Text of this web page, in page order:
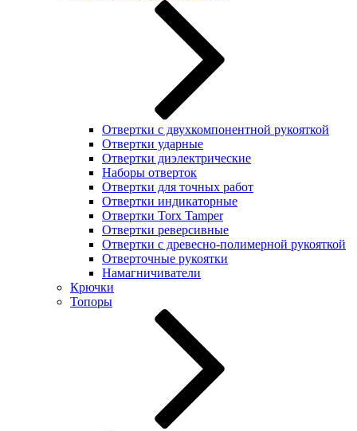
Отвертки с двухкомпонентной рукояткой
Отвертки ударные
Отвертки диэлектрические
Наборы отверток
Отвертки для точных работ
Отвертки индикаторные
Отвертки Torx Tamper
Отвертки реверсивные
Отвертки с древесно-полимерной рукояткой
Отверточные рукоятки
Намагничиватели
Крючки
Топоры